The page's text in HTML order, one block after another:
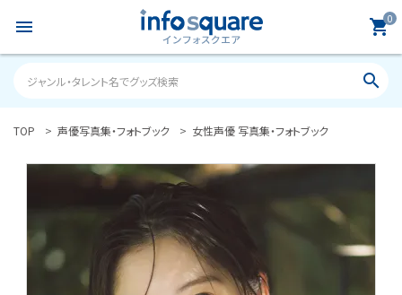
menu 0
shopping_cart
search
search
ログイン person 新規会員登録
TOP 声優写真集・フォトブック 女性声優 写真集・フォトブック